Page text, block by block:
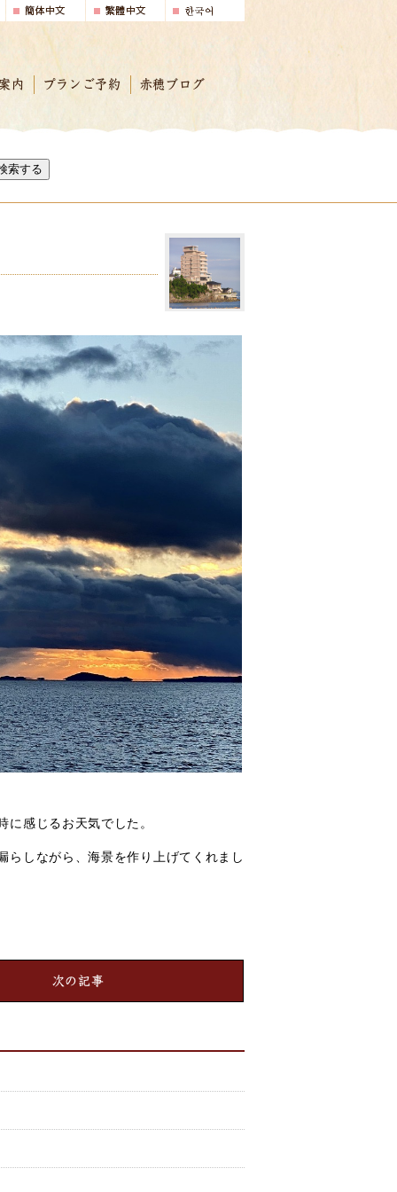
内 プランご予約 赤穂ブログ
索する
感じるお天気でした。
らしながら、海景を作り上げてくれまし
次の記事